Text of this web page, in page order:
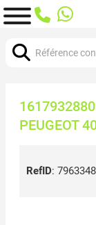
1617932880
PEUGEOT
RefID: 7963348